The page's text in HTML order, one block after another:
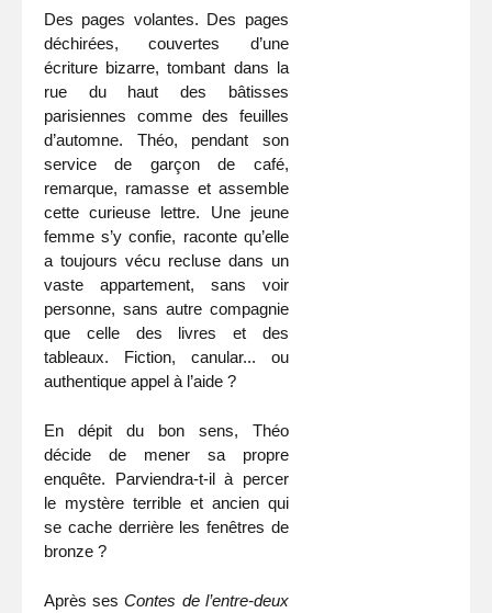
Des pages volantes. Des pages
déchirées, couvertes d’une
écriture bizarre, tombant dans la
rue du haut des bâtisses
parisiennes comme des feuilles
d’automne. Théo, pendant son
service de garçon de café,
remarque, ramasse et assemble
cette curieuse lettre. Une jeune
femme s’y confie, raconte qu’elle
a toujours vécu recluse dans un
vaste appartement, sans voir
personne, sans autre compagnie
que celle des livres et des
tableaux. Fiction, canular... ou
authentique appel à l’aide ?
En dépit du bon sens, Théo
décide de mener sa propre
enquête. Parviendra-t-il à percer
le mystère terrible et ancien qui
se cache derrière les fenêtres de
bronze ?
Après sesContes de l’entre-deux